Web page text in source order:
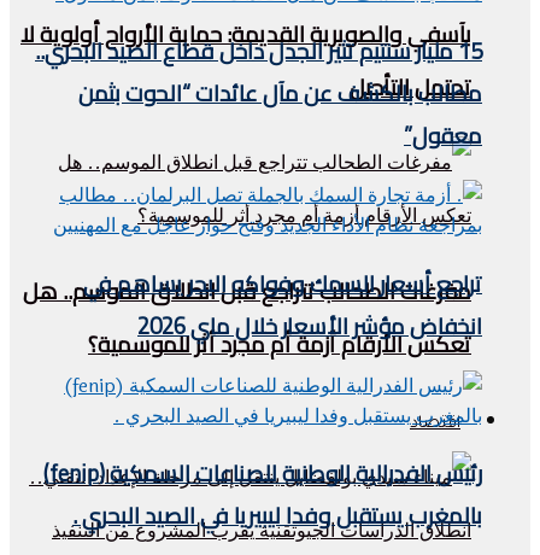
بآسفي والصويرية القديمة: حماية الأرواح أولوية لا
تحتمل التأجيل
مفرغات الطحالب تتراجع قبل انطلاق الموسم.. هل
تعكس الأرقام أزمة أم مجرد أثر للموسمية؟
اقتصاد
15 مليار سنتيم تثير الجدل داخل قطاع الصيد البحري..
مطالب بالكشف عن مآل عائدات “الحوت بثمن
معقول”
تراجع أسعار السمك وفواكه البحر يساهم في
انخفاض مؤشر الأسعار خلال ماي 2026
رئيس الفدرالية الوطنية للصناعات السمكية (fenip)
بالمغرب يستقبل وفدا ليبيريا في الصيد البحري .